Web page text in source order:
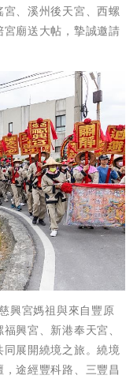
、溪州後天宮、西螺
廟送大帖，摯誠邀請
興宮媽祖與來自豐原
興宮、新港奉天宮、
展開繞境之旅。繞境
途經豐科路、三豐昌